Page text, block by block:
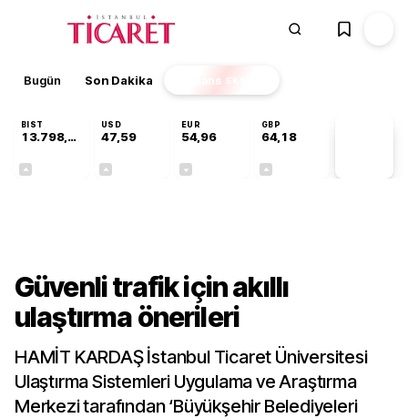
Bugün Son Dakika Finans EKSTRA
BIST
13.798,82
USD
47,59
EUR
54,96
GBP
64,18
Güvenli trafik için akıllı
ulaştırma önerileri
HAMİT KARDAŞ İstanbul Ticaret Üniversitesi
Ulaştırma Sistemleri Uygulama ve Araştırma
Merkezi tarafından ‘Büyükşehir Belediyeleri